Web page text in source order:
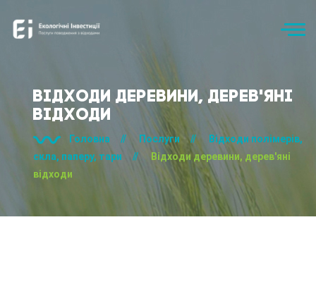
Відходи деревини, дерев'яні
відходи
Головна // Послуги //
Відходи полімерів,
скла, паперу, тари
//
Відходи деревини, дерев'яні
відходи